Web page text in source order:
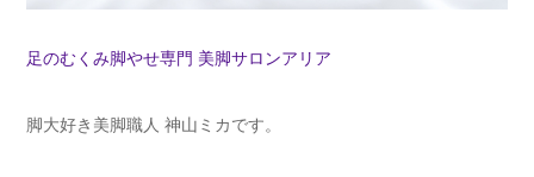
足のむくみ脚やせ専門 美脚サロンアリア
脚大好き美脚職人 神山ミカです。